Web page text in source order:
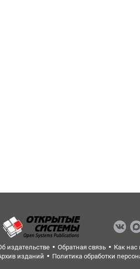
издательстве Обратная связь Как нас
изданий
Политика обработки